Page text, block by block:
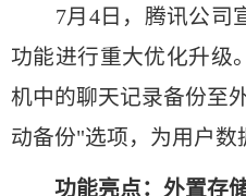
7月4日，腾讯公司
功能进行重大优化升级
机中的聊天记录备份至
动备份"选项，为用户数
功能亮点：外置存